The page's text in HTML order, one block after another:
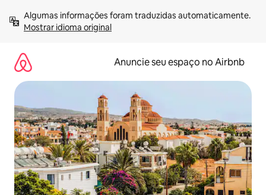
para
Mostrar idioma original
Anuncie seu espaço no Airbnb